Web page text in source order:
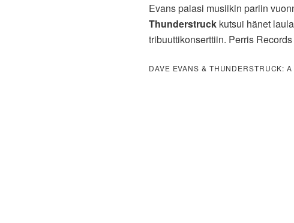
Evans palasi musiikin pariin
Thunderstruck kutsui hänet
tribuuttikonserttiin. Perris
DAVE EVANS & THUNDERSTRUCK: